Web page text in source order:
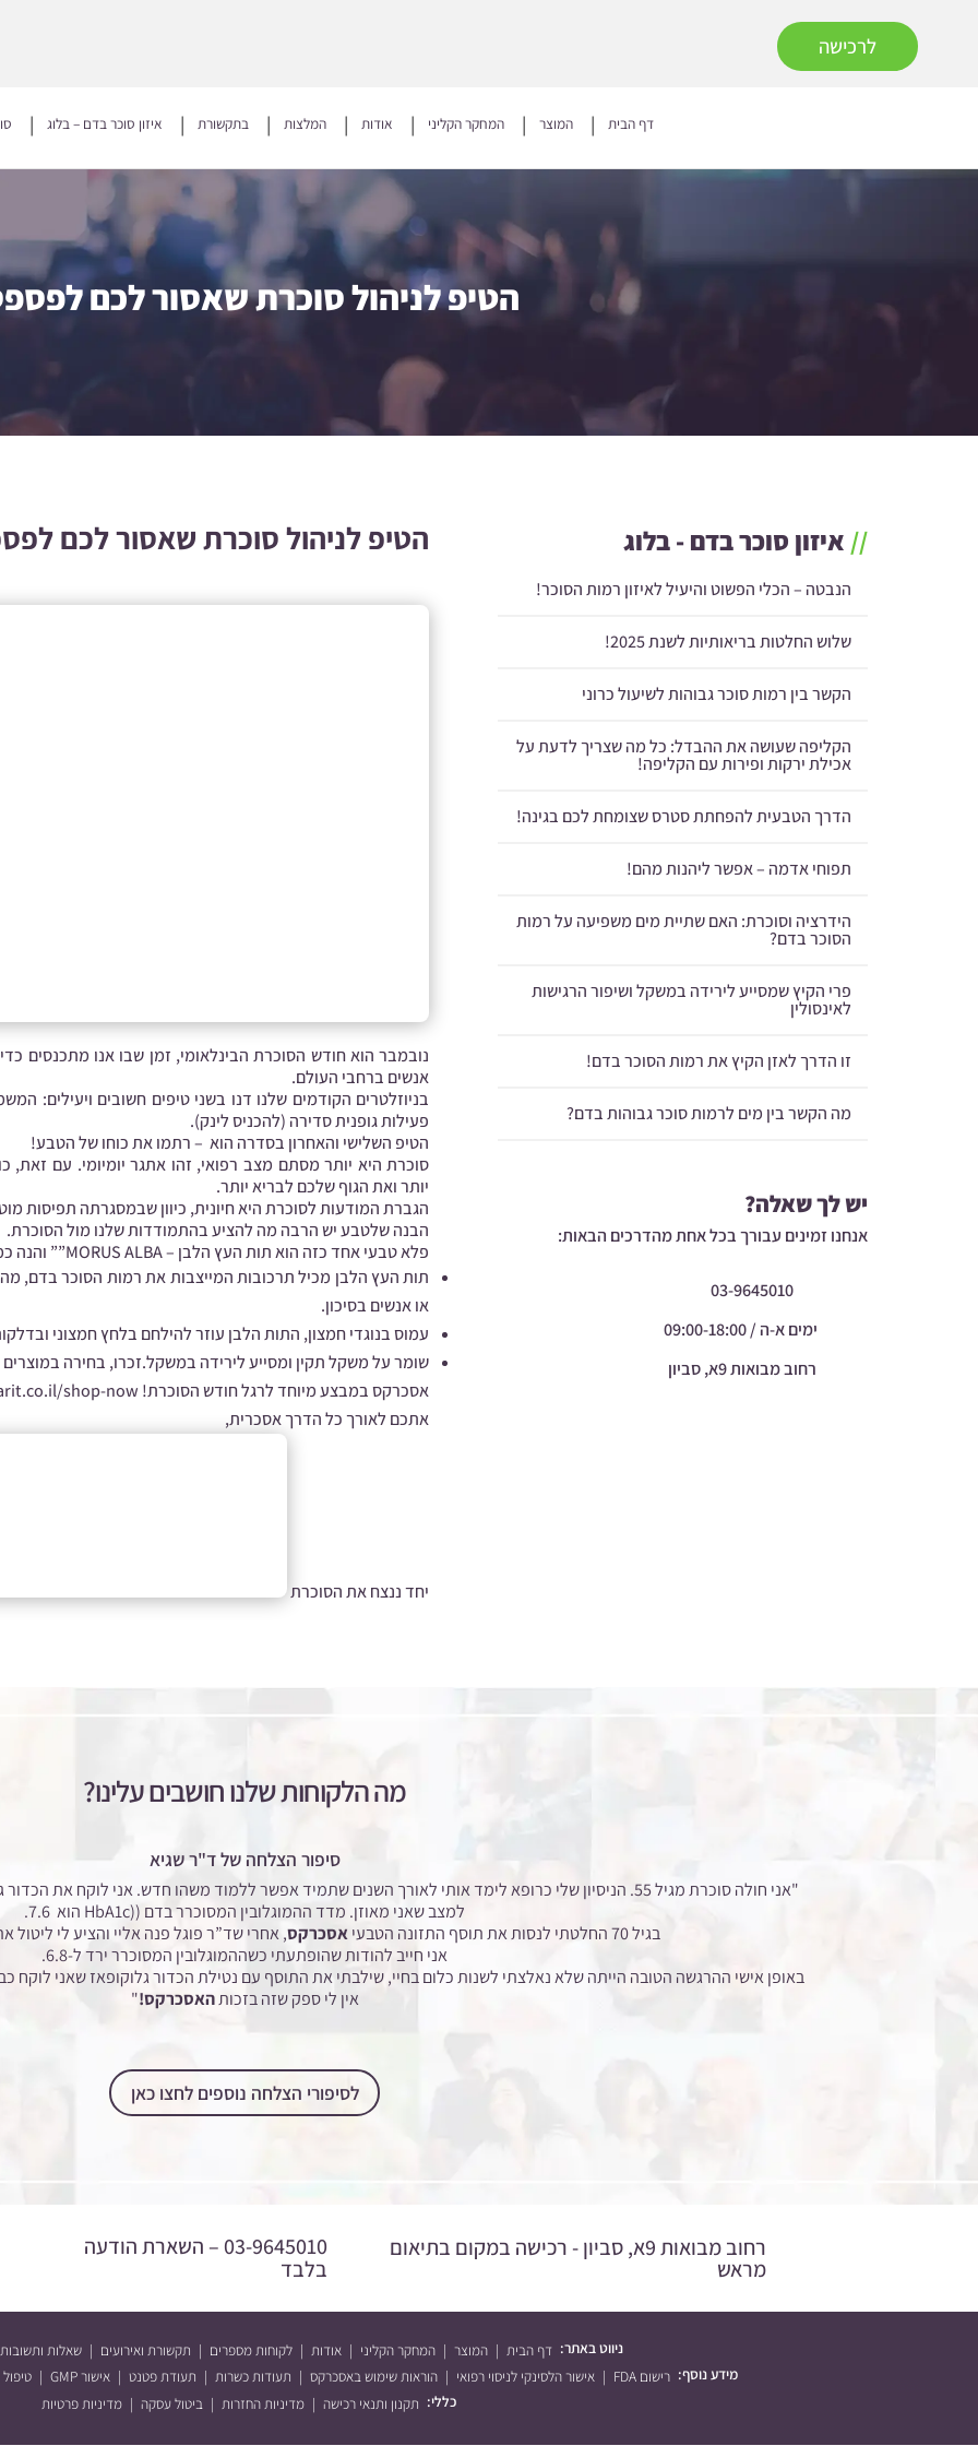
לרכישה
דף הבית המוצר המחקר הקליני אודות המלצות בתקשורת איזון סוכר בדם – בלוג
הטיפ לניהול סוכרת שאסור לכם
הטיפ לניהול סוכרת שאסור לכם
נובמבר הוא חודש הסוכרת הבינלאומי, זמן שבו אנו מתכנסים
אנשים ברחבי העולם.
בניוזלטרים הקודמים שלנו דנו בשני טיפים חשובים ויעילים:
פעילות גופנית סדירה (להכניס לינק).
הטיפ השלישי והאחרון בסדרה הוא – רתמו את כוחו של הטבע!
סוכרת היא יותר מסתם מצב רפואי, זהו אתגר יומיומי. עם
יותר ואת הגוף שלכם לבריא יותר.
הגברת המודעות לסוכרת היא חיונית, כיוון שבמסגרתה תפיסות
הבנה שלטבע יש הרבה מה להציע בהתמודדות שלנו מול הסוכרת.
פלא טבעי אחד כזה הוא תות העץ הלבן – MORUS ALBA”” והנה כמה יתרונות שלו:
תות העץ הלבן מכיל תרכובות המייצבות את רמות הסוכר בדם,
או אנשים בסיכון.
עמוס בנוגדי חמצון, התות הלבן עוזר להילחם בלחץ חמצוני
שומר על משקל תקין ומסייע לירידה במשקל.זכרו, בחירה
אסכרקס במבצע מיוחד לרגל חודש הסוכרת!
shop-now/
אתכם לאורך כל הדרך אסכרית,
יחד ננצח את הסוכרת
// איזון סוכר בדם - בלוג
הנבטה – הכלי הפשוט והיעיל לאיזון רמות הסוכר!
שלוש החלטות בריאותיות לשנת 2025!
הקשר בין רמות סוכר גבוהות לשיעול כרוני
הקליפה שעושה את ההבדל: כל מה שצריך לדעת על
אכילת ירקות ופירות עם הקליפה!
הדרך הטבעית להפחתת סטרס שצומחת לכם בגינה!
תפוחי אדמה – אפשר ליהנות מהם!
הידרציה וסוכרת: האם שתיית מים משפיעה על רמות
הסוכר בדם?
פרי הקיץ שמסייע לירידה במשקל ושיפור הרגישות
לאינסולין
זו הדרך לאזן הקיץ את רמות הסוכר בדם!
מה הקשר בין מים לרמות סוכר גבוהות בדם?
יש לך שאלה?
אנחנו זמינים עבורך בכל אחת מהדרכים הבאות:
03-9645010
ימים א-ה / 09:00-18:00
רחוב מבואות 9א, סביון
מה הלקוחות שלנו חושבים עלינו?
סיפור הצלחה של ד"ר שגיא
"אני חולה סוכרת מגיל 55. הניסיון שלי כרופא לימד אותי לאורך השנים שתמיד אפשר ללמוד משהו חדש. אני לוקח
למצב שאני מאוזן. מדד ההמוגלובין המסוכרר בדם ((HbA1c
הוא 7.6.
בגיל 70 החלטתי לנסות את תוסף התזונה הטבעי
אסכרקס, אחרי שד”ר פוגל פנה אליי והציע לי
אני חייב להודות שהופתעתי כשההמוגלובין המסוכרר ירד ל-6.8.
באופן אישי ההרגשה הטובה הייתה שלא נאלצתי לשנות כלום בחיי, שילבתי את התוסף עם נטילת הכדור גלוקופאז שאני לוקח
אין לי ספק שזה בזכותהאסכרקס!"
לסיפורי הצלחה נוספים לחצו כאן
03-9645010 –
השארת הודעה
בלבד
רחוב מבואות 9א, סביון - רכישה במקום בתיאום
מראש
ניווט באתר: דף הבית המוצר המחקר הקליני אודות לקוחות מספרים תקשורת ואירועים
שאלות ותשובות
מידע נוסף: רישום FDA אישור הלסינקי לניסוי רפואי הוראות שימוש באסכרקס תעודות כשרות תעודת פטנט אישור GMP
כללי: תקנון ותנאי רכישה מדיניות החזרות ביטול עסקה מדיניות פרטיות